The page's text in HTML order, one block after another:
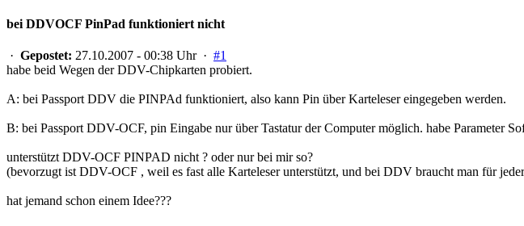
bei DDVOCF PinPad funktioniert nicht
· Gepostet: 27.10.2007 - 00:38 Uhr · #1
habe beid Wegen der DDV-Chipkarten probiert.
A: bei Passport DDV die PINPAd funktioniert, also kann Pin über Karteleser eingegeben werden.
B: bei Passport DDV-OCF, pin Eingabe nur über Tastatur der Computer möglich. habe Parameter
unterstützt DDV-OCF PINPAD nicht ? oder nur bei mir so?
(bevorzugt ist DDV-OCF , weil es fast alle Karteleser unterstützt, und bei DDV braucht man für
hat jemand schon einem Idee???